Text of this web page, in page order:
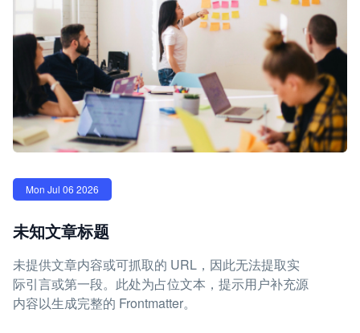
Mon Jul 06 2026
未知文章标题
未提供文章内容或可抓取的 URL，因此无法提取实
际引言或第一段。此处为占位文本，提示用户补充源
内容以生成完整的 Frontmatter。